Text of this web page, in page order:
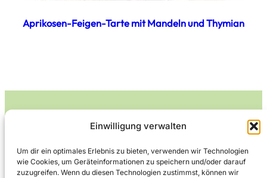
Einwilligung verwalten
Um dir ein optimales Erlebnis zu bieten, verwenden wir Technologien
wie Cookies, um Geräteinformationen zu speichern und/oder darauf
zuzugreifen. Wenn du diesen Technologien zustimmst, können wir
Aprikosen-Feigen-Tarte mit Mandeln und Thymian
Leckerlife
Lecker essen – gesund leben.